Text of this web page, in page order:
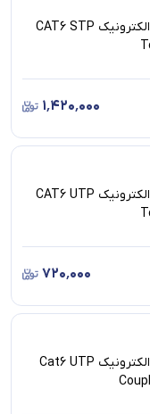
کیستون متا الکترونیک CAT6 STP
۱٬۴۲۰٬۰۰۰
کیستون متا الکترونیک CAT6 UTP
۷۲۰٬۰۰۰
کیستون متا الکترونیک Cat6 UTP